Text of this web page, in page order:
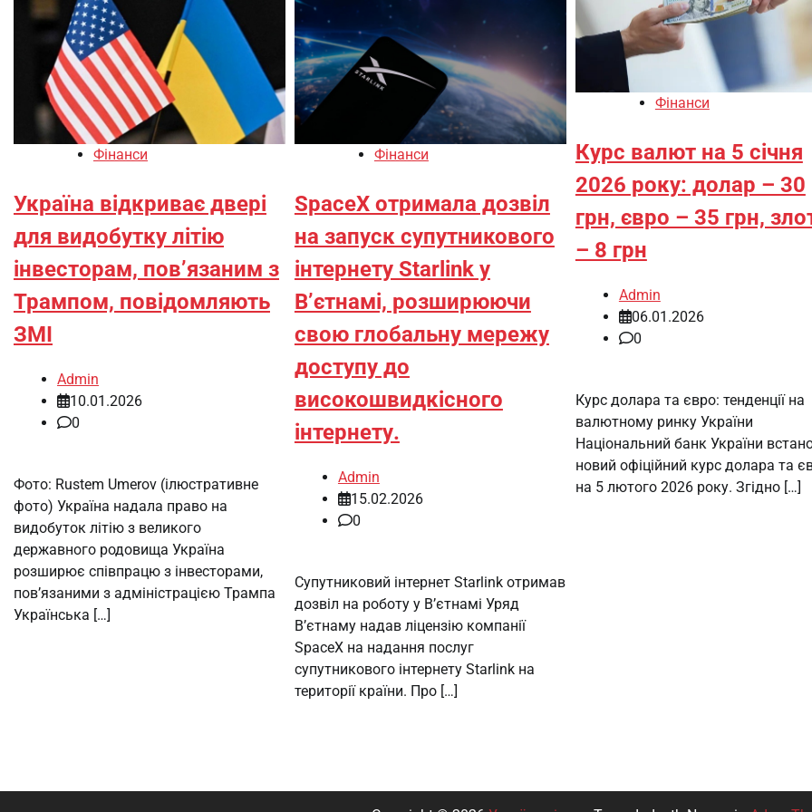
Фінанси
Україна відкриває двері
для видобутку літію
інвесторам, пов’язаним з
Трампом, повідомляють
ЗМІ
Admin
10.01.2026
0
Фото: Rustem Umerov (ілюстративне
фото) Україна надала право на
видобуток літію з великого
державного родовища Україна
розширює співпрацю з інвесторами,
пов’язаними з адміністрацією Трампа
Українська […]
Фінанси
SpaceX отримала дозвіл
на запуск супутникового
інтернету Starlink у
В’єтнамі, розширюючи
свою глобальну мережу
доступу до
високошвидкісного
інтернету.
Admin
15.02.2026
0
Супутниковий інтернет Starlink отримав
дозвіл на роботу у В’єтнамі Уряд
В’єтнаму надав ліцензію компанії
SpaceX на надання послуг
супутникового інтернету Starlink на
території країни. Про […]
Фінанси
Курс валют на 5 січня
2026 року: долар – 30
грн, євро – 35 грн,
– 8 грн
Admin
06.01.2026
0
Курс долара та євро: тенденції на
валютному ринку України
Національний банк України
новий офіційний курс долара та
на 5 лютого 2026 року. Згідно […]